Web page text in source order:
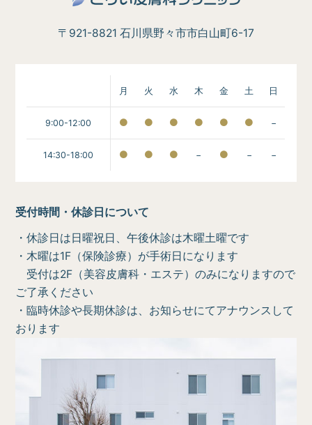
〒921-8821 石川県野々市市白山町6-17
月 火 水 木 金 土 日
9:00-12:00 −
14:30-18:00 − − −
受付時間・休診日について
・休診日は日曜祝日、午後休診は木曜土曜です
・木曜は1F（保険診療）が手術日になります
受付は2F（美容皮膚科・エステ）のみになりますので
ご了承ください
・臨時休診や長期休診は、お知らせにてアナウンスして
おります